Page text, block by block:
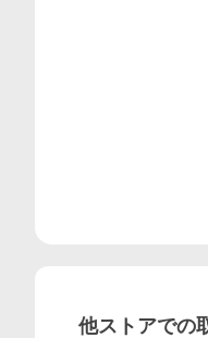
他ストアでの